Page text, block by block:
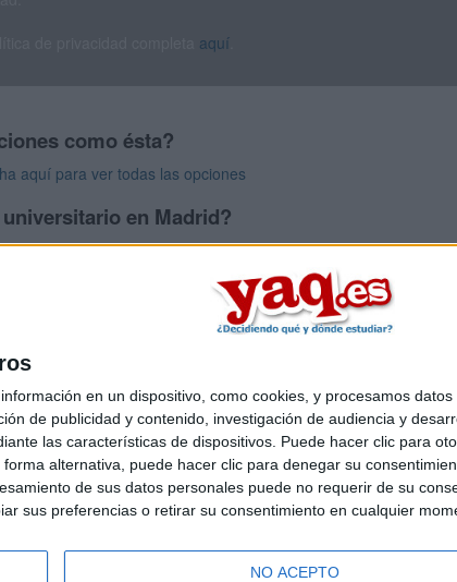
en un dispositivo, como cookies, y procesamos
de publicidad y contenido, investigación de audiencia y
las características de dispositivos. Puede hacer clic para
alternativa, puede hacer clic para denegar su
de sus datos personales puede no requerir de su
sus preferencias o retirar su consentimiento en cualquier
NO ACEPTO
aquí
como ésta?
aquí para ver todas las opciones
en Madrid?
mayores en Madrid
Quiénes somos|Contactar|Anúnciate
Aviso legal|Politica de privacidad|Condiciones generales|
Compás Mediterráneo S.L.- Diego de León 47 - 28006 Madrid